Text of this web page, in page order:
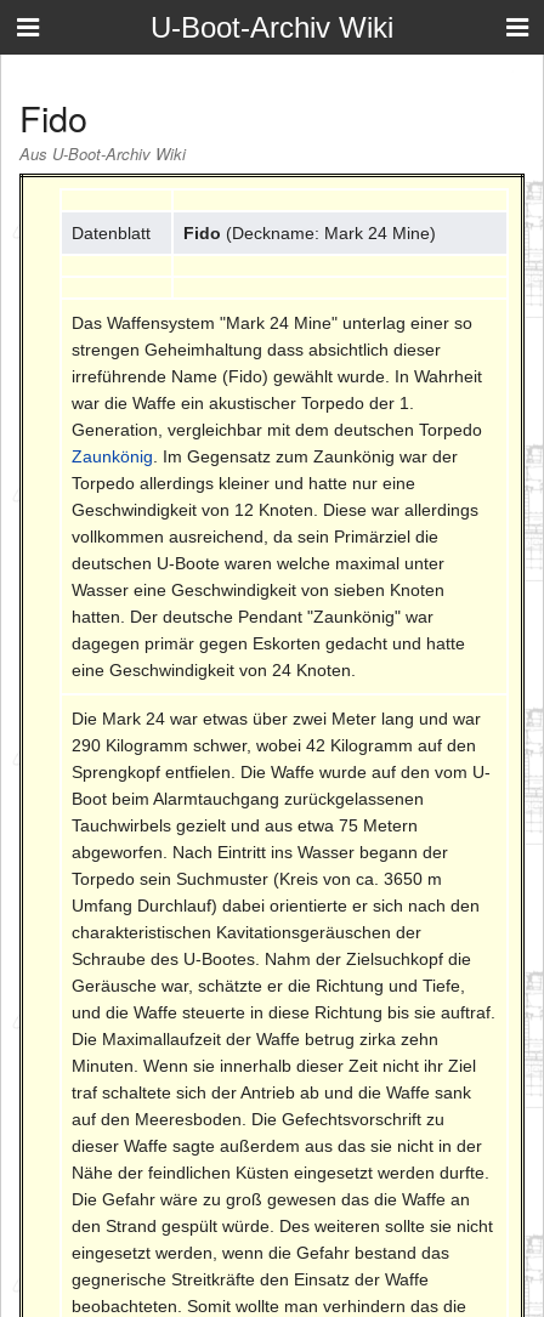
U-Boot-Archiv Wiki
Fido
Aus U-Boot-Archiv Wiki
Datenblatt Fido (Deckname: Mark 24 Mine)
Das Waffensystem "Mark 24 Mine" unterlag einer so
strengen Geheimhaltung dass absichtlich dieser
irreführende Name (Fido) gewählt wurde. In Wahrheit
war die Waffe ein akustischer Torpedo der 1.
Generation, vergleichbar mit dem deutschen Torpedo
Zaunkönig . Im Gegensatz zum Zaunkönig war der
Torpedo allerdings kleiner und hatte nur eine
Geschwindigkeit von 12 Knoten. Diese war allerdings
vollkommen ausreichend, da sein Primärziel die
deutschen U-Boote waren welche maximal unter
Wasser eine Geschwindigkeit von sieben Knoten
hatten. Der deutsche Pendant "Zaunkönig" war
dagegen primär gegen Eskorten gedacht und hatte
eine Geschwindigkeit von 24 Knoten.
Die Mark 24 war etwas über zwei Meter lang und war
290 Kilogramm schwer, wobei 42 Kilogramm auf den
Sprengkopf entfielen. Die Waffe wurde auf den vom U-
Boot beim Alarmtauchgang zurückgelassenen
Tauchwirbels gezielt und aus etwa 75 Metern
abgeworfen. Nach Eintritt ins Wasser begann der
Torpedo sein Suchmuster (Kreis von ca. 3650 m
Umfang Durchlauf) dabei orientierte er sich nach den
charakteristischen Kavitationsgeräuschen der
Schraube des U-Bootes. Nahm der Zielsuchkopf die
Geräusche war, schätzte er die Richtung und Tiefe,
und die Waffe steuerte in diese Richtung bis sie auftraf.
Die Maximallaufzeit der Waffe betrug zirka zehn
Minuten. Wenn sie innerhalb dieser Zeit nicht ihr Ziel
traf schaltete sich der Antrieb ab und die Waffe sank
auf den Meeresboden. Die Gefechtsvorschrift zu
dieser Waffe sagte außerdem aus das sie nicht in der
Nähe der feindlichen Küsten eingesetzt werden durfte.
Die Gefahr wäre zu groß gewesen das die Waffe an
den Strand gespült würde. Des weiteren sollte sie nicht
eingesetzt werden, wenn die Gefahr bestand das
gegnerische Streitkräfte den Einsatz der Waffe
beobachteten. Somit wollte man verhindern das die